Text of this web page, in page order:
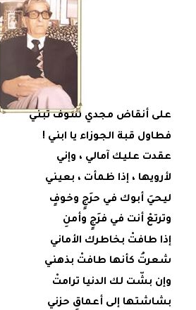
على أنقاض مجدي سوف تبني
فطاول قبة الجوزاء يا ابني !
عقدت عليك آمالي ، وإني
لأرويها ، إذا ظمأت ، بعيني
ليحيَ أبوك في حرَجٍ وخوفٍ
وترتعْ أنت في فرَجٍ وأمنِ
إذا طافتْ بخاطرك الأماني
شعرتُ كأنها طافتْ بذهني
وإن بشّت لك الدنيا ترامتْ
بشاشتها إلى أعماقِ حزني